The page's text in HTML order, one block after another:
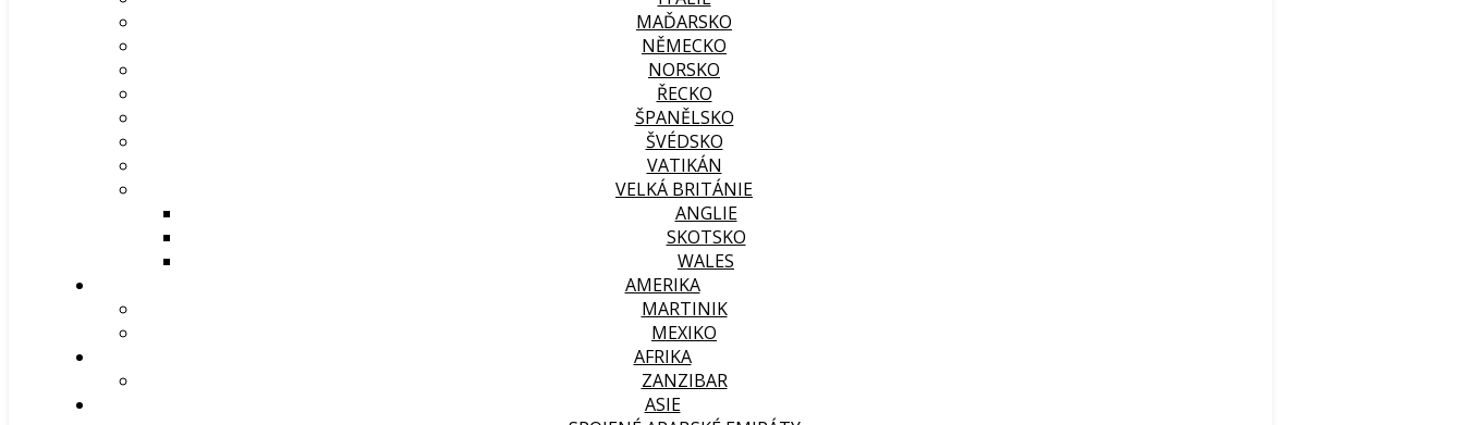
MAĎARSKO
NĚMECKO
NORSKO
ŘECKO
ŠPANĚLSKO
ŠVÉDSKO
VATIKÁN
VELKÁ BRITÁNIE
ANGLIE
SKOTSKO
WALES
AMERIKA
MARTINIK
MEXIKO
AFRIKA
ZANZIBAR
ASIE